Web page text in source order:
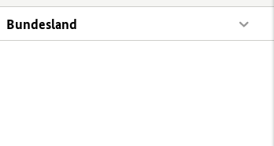
Bundesland